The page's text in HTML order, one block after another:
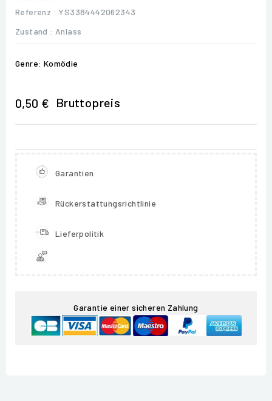
Referenz : YS3384442062343
Zustand : Anlass
Genre: Komödie
0,50 € Bruttopreis
Garantien
Rückerstattungsrichtlinie
Lieferpolitik
Garantie einer sicheren Zahlung